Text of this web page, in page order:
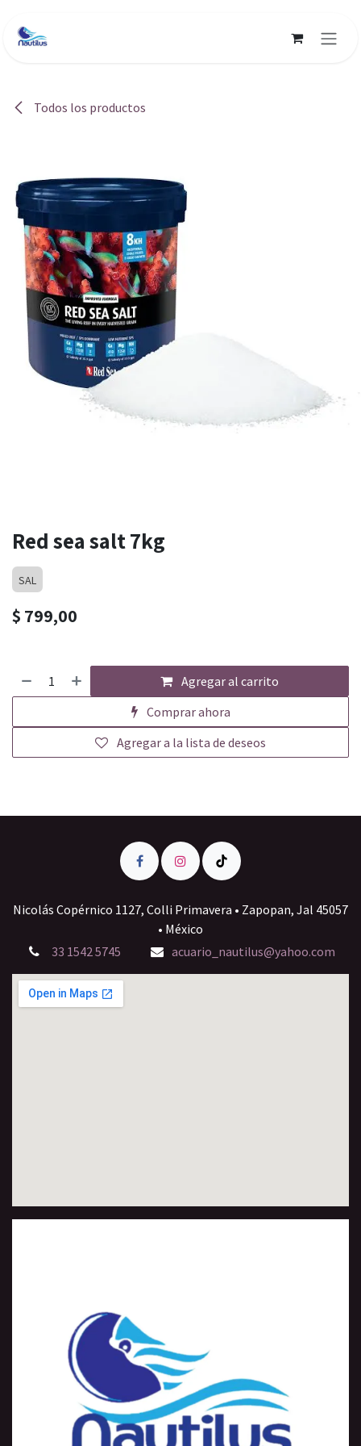
Todos los productos
Red sea salt 7kg
SAL
$ 799,00
Agregar al carrito
Comprar ahora
Agregar a la lista de deseos
Nicolás Copérnico 1127, Colli Primavera • Zapopan, Jal 45057
• México
33 1542 5745
acuario_nautilus@yahoo.com